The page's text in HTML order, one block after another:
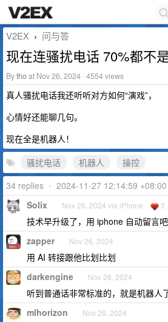
V2EX › 问与答
现在连骚扰电话 70%都不
Bythoat Nov 26, 2024 · 4554 views
真人骚扰电话我还听听对方如何“演戏”，
心情好还能聊几句。
现在全是机器人！
骚扰电话
机器人
操控
34 replies • 2024-11-27 12:14:59 +08:00
Solix Nov 26, 2024 via iPhone 3
技术早升级了，用 iphone 自动留言
zapper Nov 26, 2024
用 AI 转接跟他比划比划
darkengine Nov 26, 2024
听到普通话非常标准的，就是机器人
mlhorizon Nov 26, 2024